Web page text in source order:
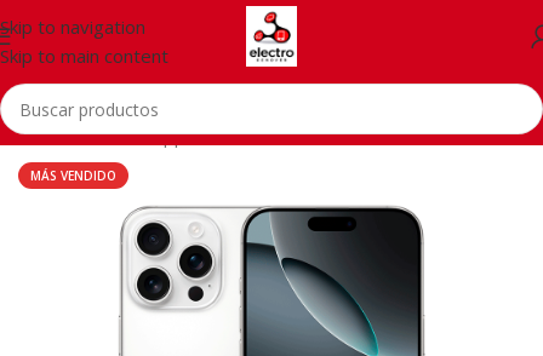
Skip to navigation
Skip to main content
Inicio/Telefonía/Apple iPhone
MÁS VENDIDO